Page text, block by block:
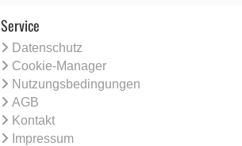
Service
Datenschutz
Cookie-Manager
Nutzungsbedingungen
AGB
Kontakt
Impressum